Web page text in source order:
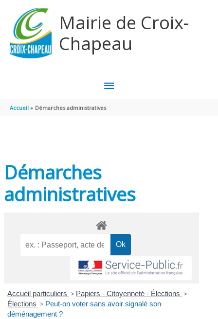
Mairie de Croix-
Chapeau
MENU
PRINCIPAL
Accueil Démarches administratives
Démarches
administratives
Accueil particuliers > Papiers - Citoyenneté - Élections >
Élections > Peut-on voter sans avoir signalé son
déménagement ?